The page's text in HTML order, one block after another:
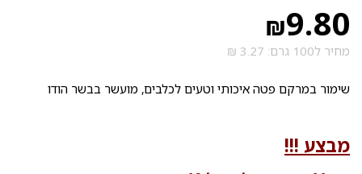
₪9.80
מחיר ל100 גרם: 3.27 ₪
שימור במרקם פטה איכותי וטעים לכלבים, מועשר בבשר הודו
מבצע !!!